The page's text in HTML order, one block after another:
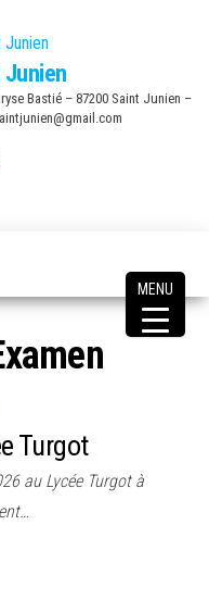
Bastié – 87200 Saint Junien –
Turgot
au Lycée Turgot à
MENU